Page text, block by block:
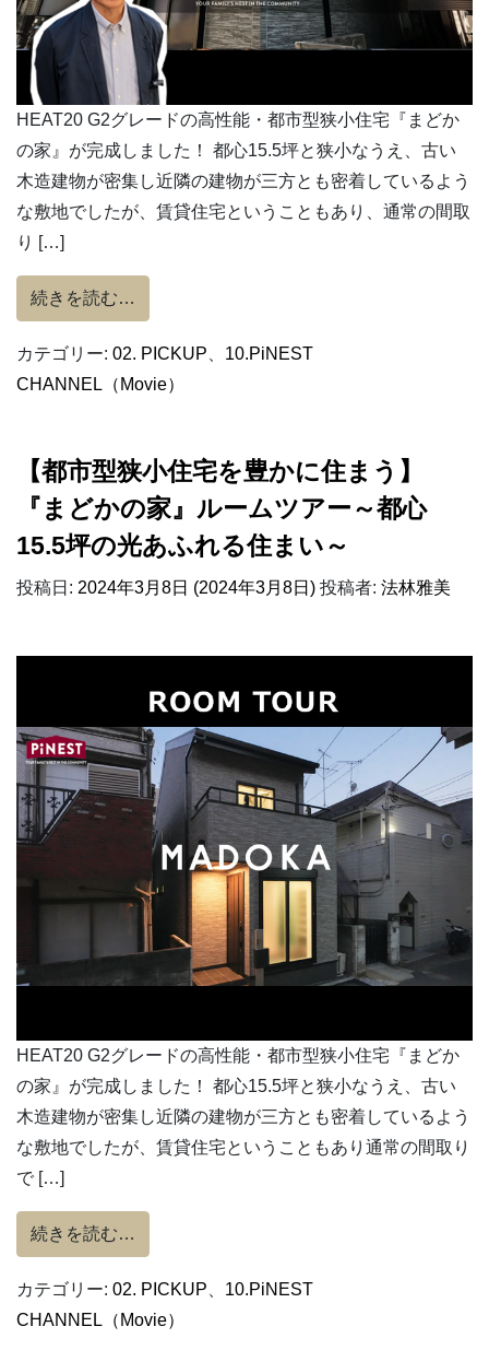
HEAT20 G2グレードの高性能・都市型狭小住宅『まどか
の家』が完成しました！ 都心15.5坪と狭小なうえ、古い
木造建物が密集し近隣の建物が三方とも密着しているよう
な敷地でしたが、賃貸住宅ということもあり、通常の間取
り […]
続きを読む…
カテゴリー: 02. PICKUP
10.PiNEST
CHANNEL（Movie）
【都市型狭小住宅を豊かに住まう】
『まどかの家』ルームツアー～都心
15.5坪の光あふれる住まい～
投稿日: 2024年3月8日 (2024年3月8日) 投稿者: 法林雅美
HEAT20 G2グレードの高性能・都市型狭小住宅『まどか
の家』が完成しました！ 都心15.5坪と狭小なうえ、古い
木造建物が密集し近隣の建物が三方とも密着しているよう
な敷地でしたが、賃貸住宅ということもあり通常の間取り
で […]
続きを読む…
カテゴリー: 02. PICKUP
10.PiNEST
CHANNEL（Movie）